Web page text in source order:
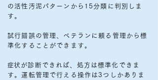
の活性汚泥パターンから15分類に判別しま
す。
試行錯誤の管理、ベテランに頼る管理から標
準化することができます。
​症状が診断できれば、処方は標準化できま
す。運転管理で行える操作は3つしかありま